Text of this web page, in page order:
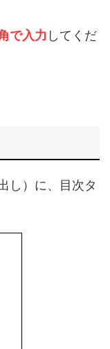
で入力 してくだ
し）に、目次タ